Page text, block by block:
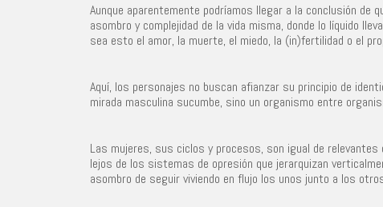
Aunque aparentemente podríamos llegar a la conclusión
asombro y complejidad de la vida misma, donde lo líquido
sea esto el amor, la muerte, el miedo, la (in)fertilidad o el
Aquí, los personajes no buscan afianzar su principio de
mirada masculina sucumbe, sino un organismo entre
Las mujeres, sus ciclos y procesos, son igual de
lejos de los sistemas de opresión que jerarquizan
asombro de seguir viviendo en flujo los unos junto a los